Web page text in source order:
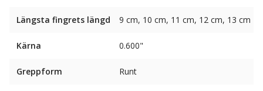
Längsta fingrets längd 9 cm, 10 cm, 11 cm, 12 cm, 13 cm
Kärna 0.600"
Greppform Runt